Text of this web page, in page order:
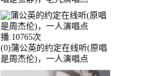
播:11453次
(0)蒲公英的约定在线听(原唱
是周杰伦)，一人演唱点
播:10765次